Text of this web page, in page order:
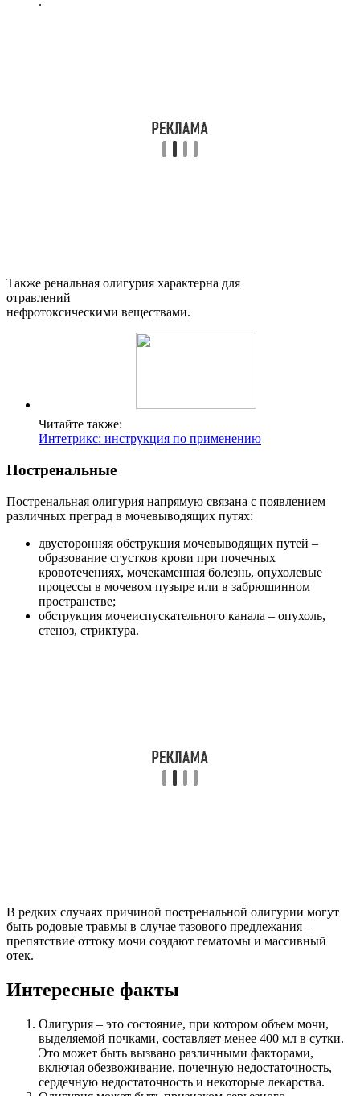
Также ренальная олигурия характерна для
отравлений
нефротоксическими веществами.
Читайте также:
Интетрикс: инструкция по применению
Постренальные
Постренальная олигурия напрямую связана с появлением
различных преград в мочевыводящих путях:
двусторонняя обструкция мочевыводящих путей –
образование сгустков крови при почечных
кровотечениях, мочекаменная болезнь, опухолевые
процессы в мочевом пузыре или в забрюшинном
пространстве;
обструкция мочеиспускательного канала – опухоль,
стеноз, стриктура.
В редких случаях причиной постренальной олигурии могут
быть родовые травмы в случае тазового предлежания –
препятствие оттоку мочи создают гематомы и массивный
отек.
Интересные факты
Олигурия – это состояние, при котором объем мочи,
выделяемой почками, составляет менее 400 мл в сутки.
Это может быть вызвано различными факторами,
включая обезвоживание, почечную недостаточность,
сердечную недостаточность и некоторые лекарства.